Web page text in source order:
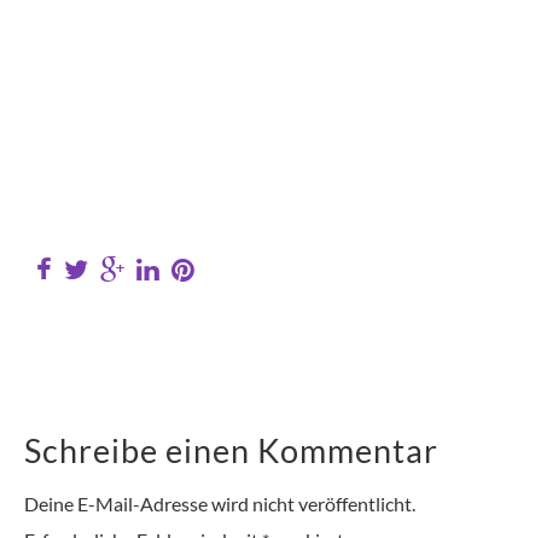
Schreibe einen Kommentar
Deine E-Mail-Adresse wird nicht veröffentlicht.